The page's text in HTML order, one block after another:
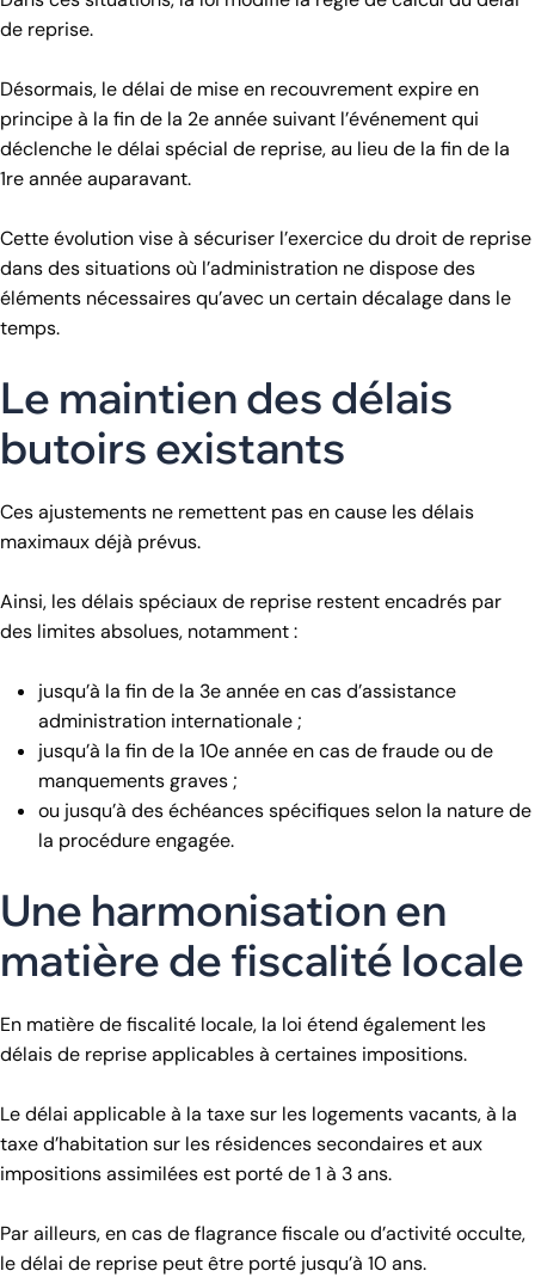
de reprise.
Désormais, le délai de mise en recouvrement expire en
principe à la fin de la 2e année suivant l’événement qui
déclenche le délai spécial de reprise, au lieu de la fin de la
1re année auparavant.
Cette évolution vise à sécuriser l’exercice du droit de reprise
dans des situations où l’administration ne dispose des
éléments nécessaires qu’avec un certain décalage dans le
temps.
Le maintien des délais
butoirs existants
Ces ajustements ne remettent pas en cause les délais
maximaux déjà prévus.
Ainsi, les délais spéciaux de reprise restent encadrés par
des limites absolues, notamment :
jusqu’à la fin de la 3e année en cas d’assistance
administration internationale ;
jusqu’à la fin de la 10e année en cas de fraude ou de
manquements graves ;
ou jusqu’à des échéances spécifiques selon la nature de
la procédure engagée.
Une harmonisation en
matière de fiscalité locale
En matière de fiscalité locale, la loi étend également les
délais de reprise applicables à certaines impositions.
Le délai applicable à la taxe sur les logements vacants, à la
taxe d’habitation sur les résidences secondaires et aux
impositions assimilées est porté de 1 à 3 ans.
Par ailleurs, en cas de flagrance fiscale ou d’activité occulte,
le délai de reprise peut être porté jusqu’à 10 ans.